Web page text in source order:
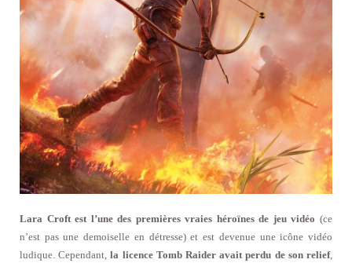
Lara Croft est l’une des premières vraies héroïnes de jeu vidéo (ce
n’est pas une demoiselle en détresse) et est devenue une icône vidéo
ludique. Cependant,la licence Tomb Raider avait perdu de son relief,